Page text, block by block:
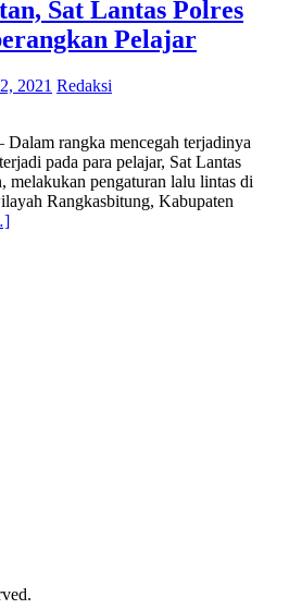
Sat Lantas Polres
Pelajar
2021 Redaksi
rangka mencegah terjadinya
pada para pelajar, Sat Lantas
melakukan pengaturan lalu lintas di
Rangkasbitung, Kabupaten